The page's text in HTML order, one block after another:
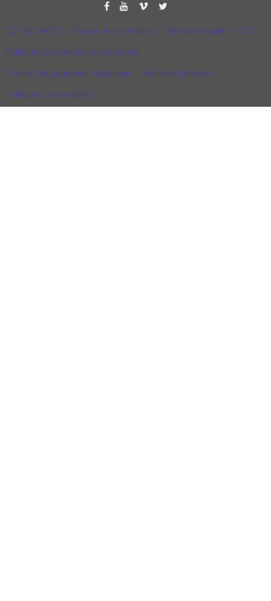
CQP ALS AGEE Choisir une formation Mentions légales CGV
Politique de protection des données
Contrat d'engagement républicain Règlement intérieur
Politique d’accessibilité